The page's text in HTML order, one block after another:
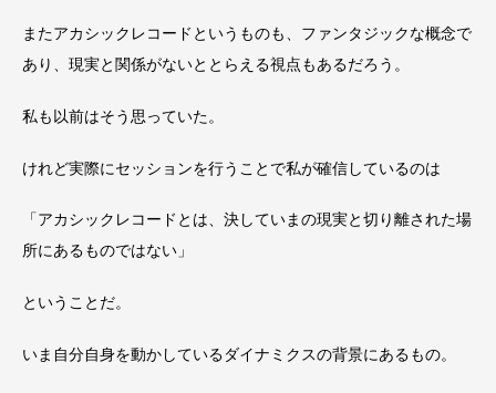
またアカシックレコードというものも、ファンタジックな概念で
あり、現実と関係がないととらえる視点もあるだろう。
私も以前はそう思っていた。
けれど実際にセッションを行うことで私が確信しているのは
「アカシックレコードとは、決していまの現実と切り離された場
所にあるものではない」
ということだ。
いま自分自身を動かしているダイナミクスの背景にあるもの。